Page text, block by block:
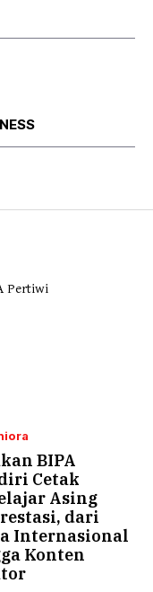
BIPA
Cetak
Asing
dari
Internasional
Konten